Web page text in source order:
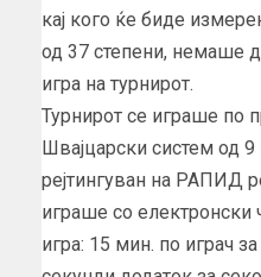
кај кого ќе биде
од 37 степени, немаше
игра на турнирот.
Турнирот се играше по
Швајцарски систем од
рејтингуван на РАПИД
играше со електронски
игра: 15 мин. по играч